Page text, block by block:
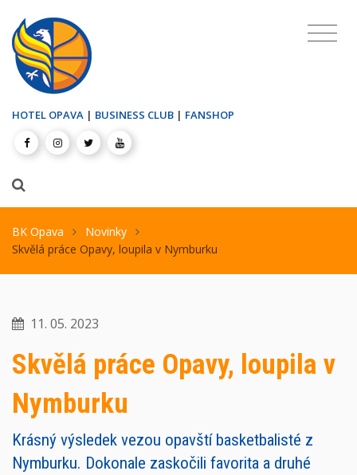
HOTEL OPAVA | BUSINESS CLUB | FANSHOP
BK Opava
Novinky
Skvělá práce Opavy, loupila v Nymburku
11. 05. 2023
Skvělá práce Opavy, loupila v
Nymburku
Krásný výsledek vezou opavští basketbalisté z
Nymburku. Dokonale zaskočili favorita a druhé